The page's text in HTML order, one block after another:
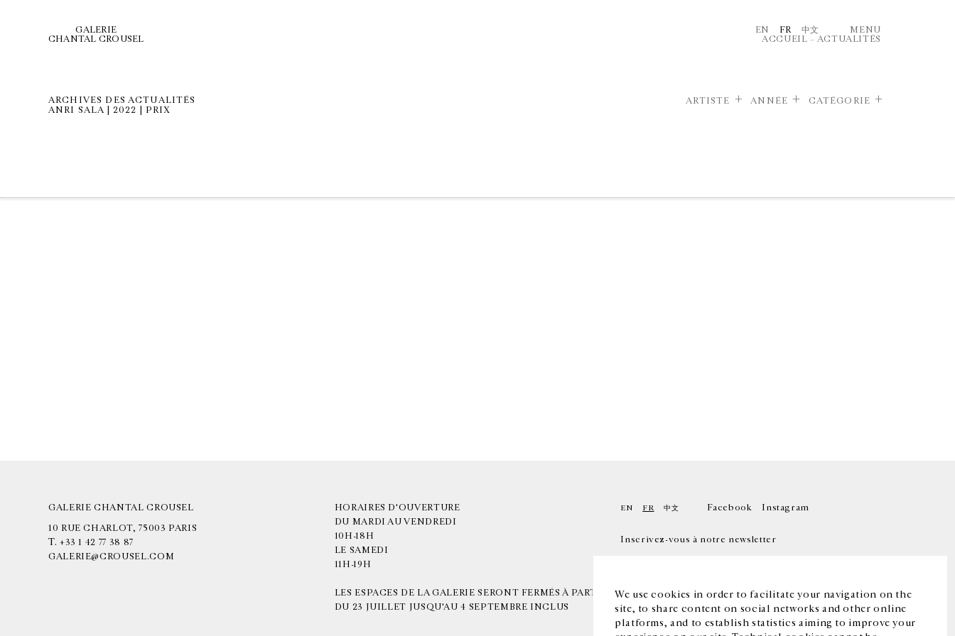
We use cookies in order to facilitate your navigation on the
site, to share content on social networks and other online
platforms, and to establish statistics aiming to improve your
GALERIE
CHANTAL CROUSEL
EN FR 中文
MENU
ACCUEIL – ACTUALITÉS
ARCHIVES DES ACTUALITÉS
ANRI SALA | 2022 | PRIX
ARTISTE ANNÉE CATÉGORIE
GALERIE CHANTAL CROUSEL
10 RUE CHARLOT, 75003 PARIS
T. +33 1 42 77 38 87
GALERIE@CROUSEL.COM
HORAIRES D'OUVERTURE
DU MARDI AU VENDREDI
10H-18H
LE SAMEDI
11H-19H
LES ESPACES DE LA GALERIE SERONT FERMÉS À PARTIR
DU 23 JUILLET JUSQU'AU 4 SEPTEMBRE INCLUS
EN FR 中文 Facebook Instagram
Inscrivez-vous à notre newsletter